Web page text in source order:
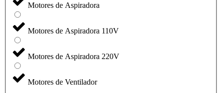
Motores de Aspiradora
Motores de Aspiradora 110V
Motores de Aspiradora 220V
Motores de Ventilador